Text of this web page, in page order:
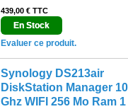
439,00 € TTC
En Stock
Evaluer ce produit.
Synology DS213air
DiskStation Manager
Ghz WIFI 256 Mo Ram